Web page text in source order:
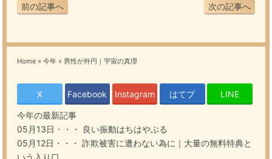
次の記事へ
前の記事へ
Home » 今年 » 男性が外円｜宇宙の真理
X Facebook Instagram はてブ LINE
今年の最新記事
05月13日・・・
良い振動はちはやぶる
05月12日・・・ 詐欺被害に遭わない為に｜大量の無料特典と
いう入り口